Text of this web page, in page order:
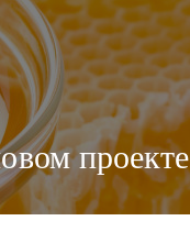
проекте